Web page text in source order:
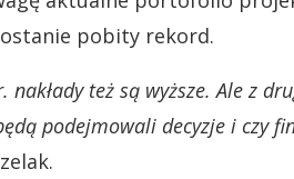
pobity rekord.
też są wyższe. Ale z
podejmowali decyzje i czy